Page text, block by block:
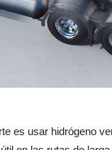
es usar hidrógeno